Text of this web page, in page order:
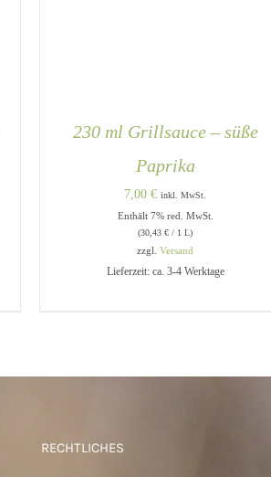
IN DEN WARENKORB
VIEW
230 ml Grillsauce – süße
Paprika
7,00€ inkl. MwSt.
Enthält 7% red. MwSt.
(30,43€ / 1 L)
zzgl.Versand
Lieferzeit: ca. 3-4 Werktage
RECHTLICHES